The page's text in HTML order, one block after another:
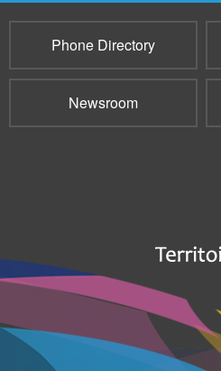
Phone Directory
Newsroom